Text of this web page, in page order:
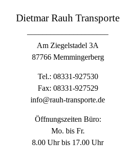
Dietmar Rauh Transporte
–––––––––––––––––––––
Am Ziegelstadel 3A
87766 Memmingerberg
Tel.: 08331-927530
Fax: 08331-927529
info@rauh-transporte.de
Öffnungszeiten Büro:
Mo. bis Fr.
8.00 Uhr bis 17.00 Uhr